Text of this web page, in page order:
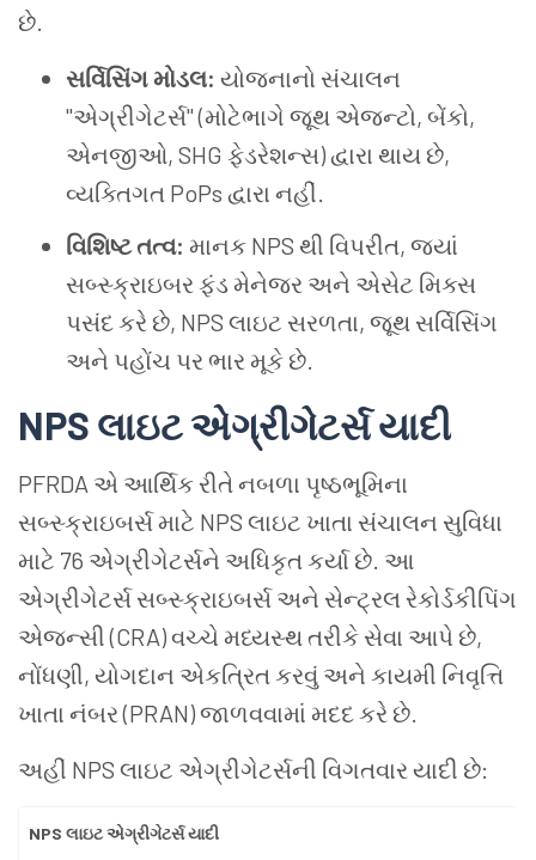
છે.
સર્વિસિંગ મોડલ: યોજનાનો સંચાલન
"એગ્રીગેટર્સ" (મોટેભાગે જૂથ એજન્ટો, બેંકો,
એનજીઓ, SHG ફેડરેશન્સ) દ્વારા થાય છે,
વ્યક્તિગત PoPs દ્વારા નહીં.
વિશિષ્ટ તત્વ: માનક NPS થી વિપરીત, જ્યાં
સબ્સ્ક્રાઇબર ફંડ મેનેજર અને એસેટ મિક્સ
પસંદ કરે છે, NPS લાઇટ સરળતા, જૂથ સર્વિસિંગ
અને પહોંચ પર ભાર મૂકે છે.
NPS લાઇટ એગ્રીગેટર્સ યાદી
PFRDA એ આર્થિક રીતે નબળા પૃષ્ઠભૂમિના
સબ્સ્ક્રાઇબર્સ માટે NPS લાઇટ ખાતા સંચાલન સુવિધા
માટે 76 એગ્રીગેટર્સને અધિકૃત કર્યા છે. આ
એગ્રીગેટર્સ સબ્સ્ક્રાઇબર્સ અને સેન્ટ્રલ રેકોર્ડકીપિંગ
એજન્સી (CRA) વચ્ચે મધ્યસ્થ તરીકે સેવા આપે છે,
નોંધણી, યોગદાન એકત્રિત કરવું અને કાયમી નિવૃત્તિ
ખાતા નંબર (PRAN) જાળવવામાં મદદ કરે છે.
અહીં NPS લાઇટ એગ્રીગેટર્સની વિગતવાર યાદી છે:
NPS લાઇટ એગ્રીગેટર્સ યાદી